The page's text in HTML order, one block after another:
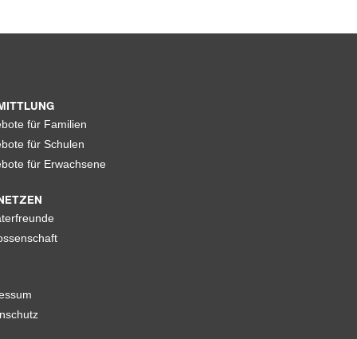
für Familien
für Schulen
für Erwachsene